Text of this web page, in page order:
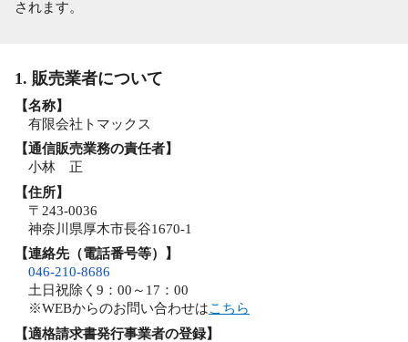
されます。
1. 販売業者について
【名称】
有限会社トマックス
【通信販売業務の責任者】
小林 正
【住所】
〒243-0036
神奈川県厚木市長谷1670-1
【連絡先（電話番号等）】
046-210-8686
土日祝除く9：00～17：00
※WEBからのお問い合わせはこちら
【適格請求書発行事業者の登録】